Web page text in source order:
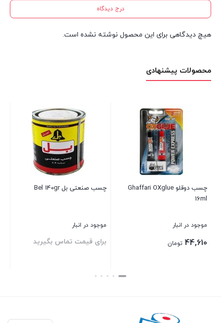
درج دیدگاه
هیچ دیدگاهی برای این محصول نوشته نشده است.
محصولات پیشنهادی
چسب دوقلو Ghaffari OXglue
16ml
موجود در انبار
44,610 تومان
چسب صنعتی بل Bel 140gr
موجود در انبار
برای قیمت تماس بگیرید
بستن